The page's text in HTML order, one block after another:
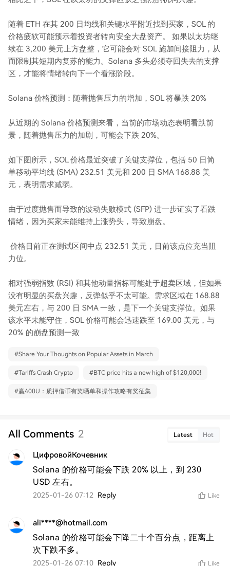
随着 ETH 在其 200 日均线和关键水平附近找到买家，SOL 的
价格疲软可能预示着投资者转向安全大盘资产。 如果以太坊继
续在 3,200 美元上方盘整，它可能会对 SOL 施加间接阻力，从
而限制其短期内复苏的能力。Solana 多头必须夺回失去的支撑
区，才能将情绪转向下一个看涨阶段。
Solana 价格预测：随着抛售压力的增加，SOL 将暴跌 20%
从近期的 Solana 价格预测来看，当前的市场动态表明看跌前
景，随着抛售压力的加剧，可能会下跌 20%。
如下图所示，SOL 价格最近突破了关键支撑位，包括 50 日简
单移动平均线 (SMA) 232.51 美元和 200 日 SMA 168.88 美
元，表明需求减弱。
由于过度抛售而导致的波动失败模式 (SFP) 进一步证实了看跌
情绪，因为买家未能维持上涨势头，导致崩盘。
价格目前正在测试区间中点 232.51 美元，目前该点位充当阻
力位。
相对强弱指数 (RSI) 和其他动量指标可能处于超卖区域，但如果
没有明显的买盘兴趣，反弹似乎不太可能。需求区域在 168.88
美元左右，与 200 日 SMA 一致，是下一个关键支撑位。如果
该水平未能守住，SOL 价格可能会迅速跌至 169.00 美元，与
20% 的崩盘预测一致
#Share Your Thoughts on Popular Assets in March
#Tariffs Crash Crypto #BTC price hits a new high of $120,000!
#赢400U：质押借币有奖晒单和操作攻略有奖征集
All Comments 2 Latest Hot
ЦифровойКочевник
Solana 的价格可能会下跌 20% 以上，到 230
USD 左右。
2025-01-26 07:12 Reply Like
ali****@hotmail.com
Solana 的价格可能会下降二十个百分点，距离上
次下跌不多。
2025-01-26 07:10 Reply Like